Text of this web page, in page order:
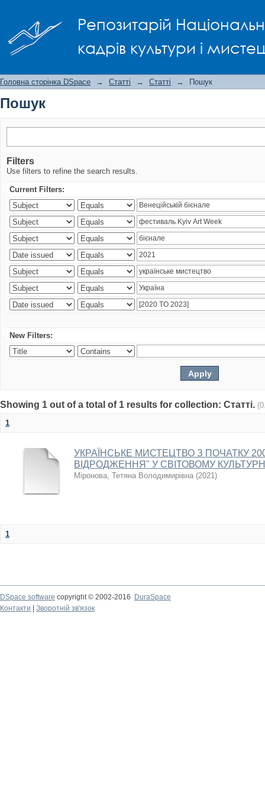
Репозитарій
кадрів культури і
Головна сторінка DSpace → Статті → Статті → Пошук
Пошук
Filters
Use filters to refine the search results.
Current Filters:
New Filters:
Showing 1 out of a total of 1 results for collection: Статті.
1
УКРАЇНСЬКЕ МИСТЕЦТВО З ПОЧАТКУ
ВІДРОДЖЕННЯ" У СВІТОВОМУ
Міронова, Тетяна Володимирівна (2021)
1
DSpace software copyright © 2002-2016
DuraSpace
Контакти
Зворотній зв'язок